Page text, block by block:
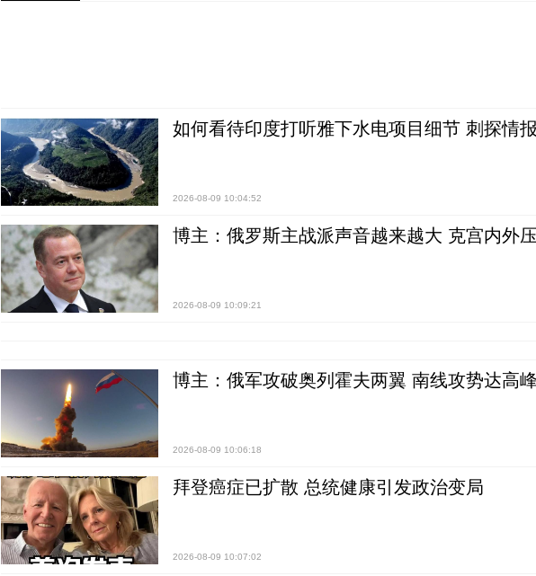
如何看待印度打听雅下水电项目细节 刺探情
2026-08-09 10:04:52
博主：俄罗斯主战派声音越来越大 克宫内外
2026-08-09 10:09:21
博主：俄军攻破奥列霍夫两翼 南线攻势达高峰
2026-08-09 10:06:18
拜登癌症已扩散 总统健康引发政治变局
2026-08-09 10:07:02